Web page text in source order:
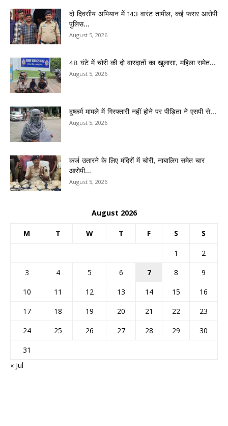
दो दिवसीय अभियान में 143 वारंट तामील, कई फरार आरोपी
पुलिस...
August 5, 2026
48 घंटे में चोरी की दो वारदातों का खुलासा, महिला समेत...
August 5, 2026
दुष्कर्म मामले में गिरफ्तारी नहीं होने पर पीड़िता ने एसपी से...
August 5, 2026
कर्ज उतारने के लिए मंदिरों में चोरी, नाबालिग समेत चार
आरोपी...
August 5, 2026
August 2026
M T W T F S S
1
2
3
4 5 6 7 8
9
10
11 12 13 14 15
16
17
18 19 20 21 22
23
24
25 26 27 28 29
30
31
« Jul